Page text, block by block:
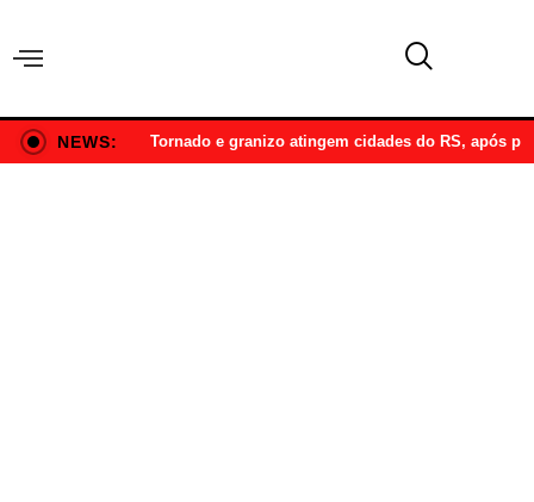
NEWS: Tornado e granizo atingem cidades do RS, após